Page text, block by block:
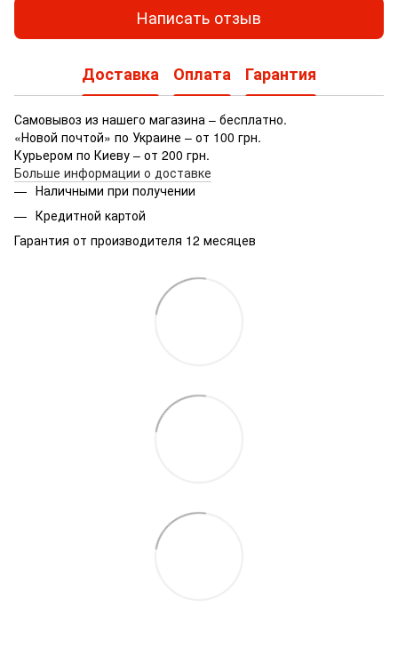
Написать отзыв
Доставка Оплата Гарантия
Самовывоз из нашего магазина – бесплатно.
«Новой почтой» по Украине – от 100 грн.
Курьером по Киеву – от 200 грн.
Больше информации о доставке
Наличными при получении
Кредитной картой
Гарантия от производителя 12 месяцев